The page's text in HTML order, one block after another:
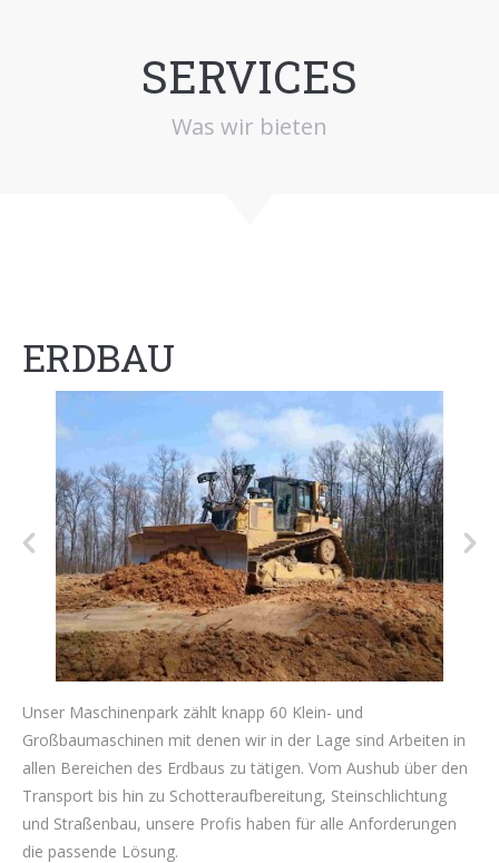
SERVICES
Was wir bieten
ERDBAU
Unser Maschinenpark zählt knapp 60 Klein- und
Großbaumaschinen mit denen wir in der Lage sind Arbeiten in
allen Bereichen des Erdbaus zu tätigen. Vom Aushub über den
Transport bis hin zu Schotteraufbereitung, Steinschlichtung
und Straßenbau, unsere Profis haben für alle Anforderungen
die passende Lösung.